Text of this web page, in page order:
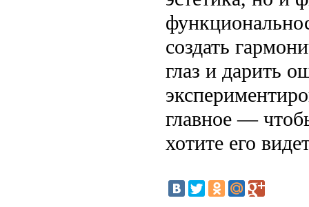
создать
глаз и дарить
главное —
хотите его